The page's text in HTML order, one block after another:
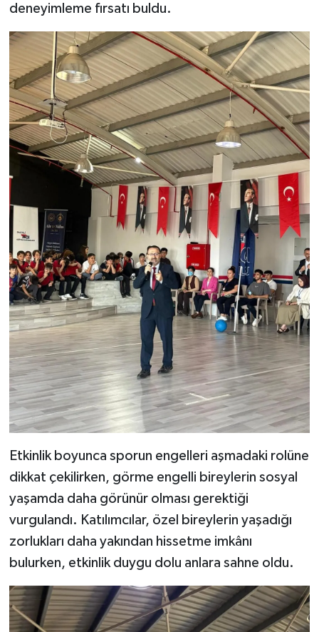
deneyimleme fırsatı buldu.
Etkinlik boyunca sporun engelleri aşmadaki rolüne
dikkat çekilirken, görme engelli bireylerin sosyal
yaşamda daha görünür olması gerektiği
vurgulandı. Katılımcılar, özel bireylerin yaşadığı
zorlukları daha yakından hissetme imkânı
bulurken, etkinlik duygu dolu anlara sahne oldu.